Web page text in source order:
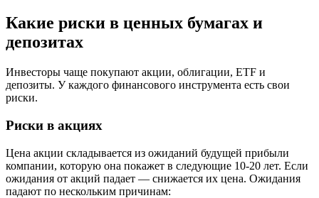
Какие риски в ценных бумагах и
депозитах
Инвесторы чаще покупают акции, облигации, ETF и
депозиты. У каждого финансового инструмента есть свои
риски.
Риски в акциях
Цена акции складывается из ожиданий будущей прибыли
компании, которую она покажет в следующие 10-20 лет. Если
ожидания от акций падает — снижается их цена. Ожидания
падают по нескольким причинам: